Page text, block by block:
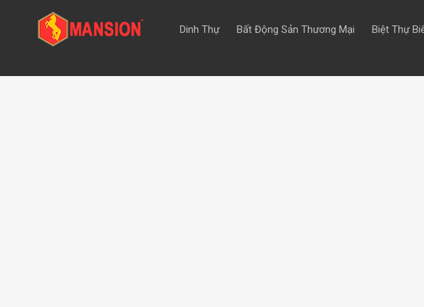
Dinh Thự Bất Động Sản Thương Mại Biệt Thự